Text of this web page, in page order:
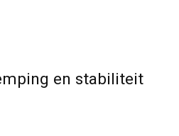
en stabiliteit